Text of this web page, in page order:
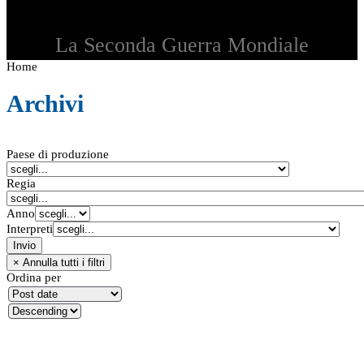
La Seconda Guerra Mondiale
Home
Archivi
Paese di produzione
Regia
Anno
Interpreti
Ordina per